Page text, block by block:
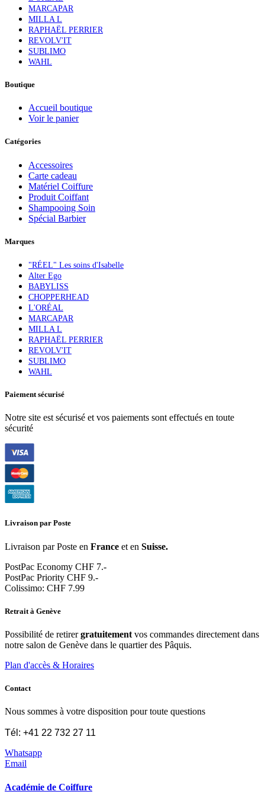
MARCAPAR
MILLA L
RAPHAËL PERRIER
REVOLV'IT
SUBLIMO
WAHL
Boutique
Accueil boutique
Voir le panier
Catégories
Accessoires
Carte cadeau
Matériel Coiffure
Produit Coiffant
Shampooing Soin
Spécial Barbier
Marques
"RÉEL" Les soins d'Isabelle
Alter Ego
BABYLISS
CHOPPERHEAD
L'ORÉAL
MARCAPAR
MILLA L
RAPHAËL PERRIER
REVOLV'IT
SUBLIMO
WAHL
Paiement sécurisé
Notre site est sécurisé et vos paiements sont effectués en toute
sécurité
Livraison par Poste
Livraison par Poste en France et en Suisse.
PostPac Economy CHF 7.-
PostPac Priority CHF 9.-
Colissimo: CHF 7.99
Retrait à Genève
Possibilité de retirergratuitement vos commandes directement dans
notre salon de Genève dans le quartier des Pâquis.
Plan d'accès & Horaires
Contact
Nous sommes à votre disposition pour toute questions
Tél: +41 22 732 27 11
Whatsapp
Email
Académie de Coiffure